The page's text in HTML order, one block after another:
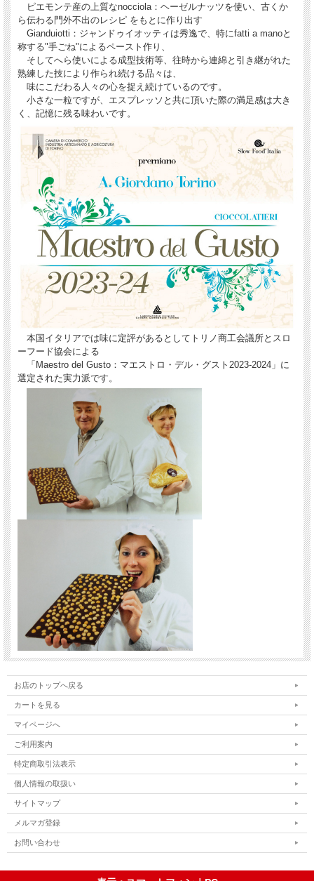
がかなり上昇すると予想されますので
季節によっては商品の品質を守るため【クール冷蔵便】にてのお届けとなりま
ピエモンテ産の上質なnocciola：ヘーゼルナッツを使い、古くか
ら伝わる門外不出のレシピ をもとに作り出す
Gianduiotti：ジャンドゥイオッティは秀逸で、特にfatti a manoと
称する"手ごね"によるペースト作り、
そしてへら使いによる成型技術等、往時から連綿と引き継がれた
熟練した技により作られ続ける品々は、
味にこだわる人々の心を捉え続けているのです。
小さな一粒ですが、エスプレッソと共に頂いた際の満足感は大き
く、記憶に残る味わいです。
本国イタリアでは味に定評があるとしてトリノ商工会議所とスロ
ーフード協会による
「Maestro del Gusto：マエストロ・デル・グスト2023-2024」に
選定された実力派です。
お店のトップへ戻る
カートを見る
マイページへ
ご利用案内
特定商取引法表示
個人情報の取扱い
サイトマップ
メルマガ登録
お問い合わせ